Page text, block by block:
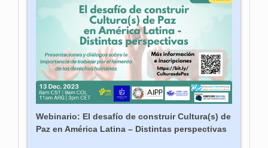
Webinario: El desafío de construir Cultura(s) de
Paz en América Latina – Distintas perspectivas